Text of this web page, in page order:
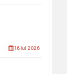
16 Jul 2026